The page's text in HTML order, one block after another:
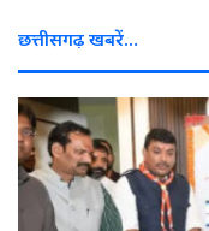
छत्तीसगढ़ खबरें…